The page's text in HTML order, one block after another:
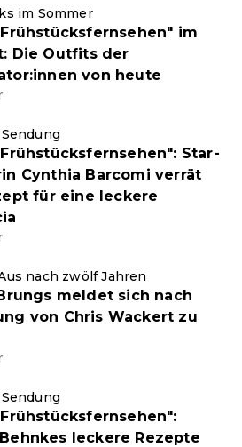
im Sommer
Frühstücksfernsehen" im
Die Outfits der
von heute
Frühstücksfernsehen": Star-
Cynthia Barcomi verrät
für eine leckere
nach zwölf Jahren
meldet sich nach
von Chris Wackert zu
Frühstücksfernsehen":
leckere Rezepte